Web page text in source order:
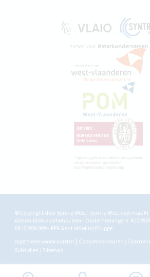
© Copyright door Syntra West - Syntra West vzw
Alle rechten voorbehouden - Ondernemingsnr.
0410.959.009 - RPR Gent afdeling Brugge
Algemene voorwaarden
Cookievoorkeuren
Subsidies
Sitemap